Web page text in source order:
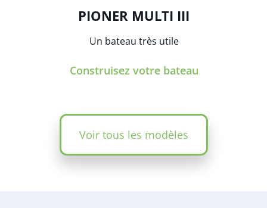
PIONER MULTI III
Un bateau très utile
Construisez votre bateau
Voir tous les modèles